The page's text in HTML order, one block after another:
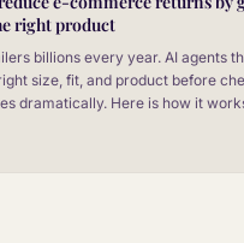
right product
billions every year. AI agents
size, fit, and product before
dramatically. Here is how it